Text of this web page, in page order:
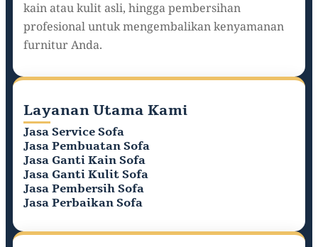
kain atau kulit asli, hingga pembersihan
profesional untuk mengembalikan kenyamanan
furnitur Anda.
Layanan Utama Kami
Jasa Service Sofa
Jasa Pembuatan Sofa
Jasa Ganti Kain Sofa
Jasa Ganti Kulit Sofa
Jasa Pembersih Sofa
Jasa Perbaikan Sofa